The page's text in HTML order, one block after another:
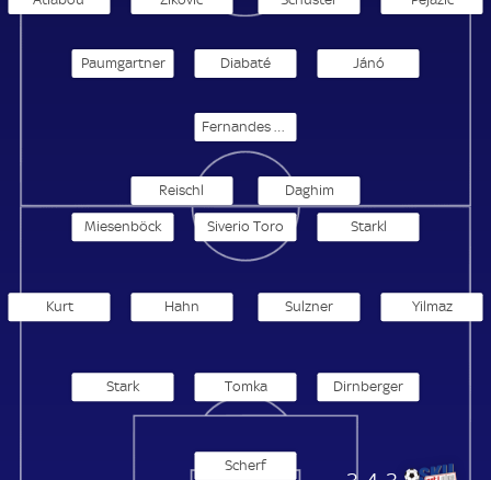
Paumgartner Diabaté Jánó
Fernandes Neto
Reischl Daghim
Scherf
Dirnberger
Tomka
Stark
Yilmaz
Sulzner
Hahn
Kurt
Starkl
Siverio Toro
Miesenböck